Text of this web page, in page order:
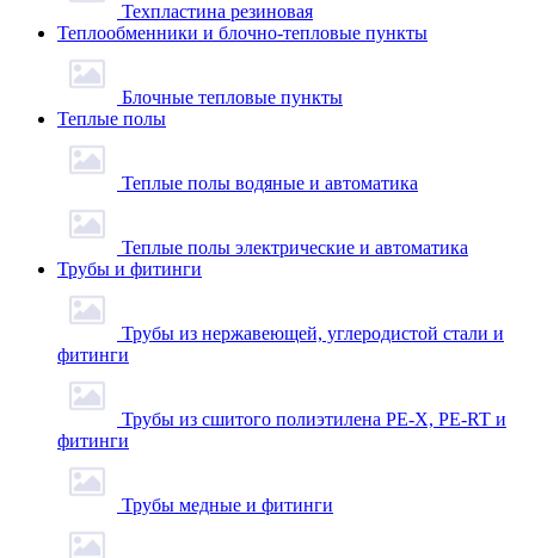
Техпластина резиновая
Теплообменники и блочно-тепловые пункты
Блочные тепловые пункты
Теплые полы
Теплые полы водяные и автоматика
Теплые полы электрические и автоматика
Трубы и фитинги
Трубы из нержавеющей, углеродистой стали и
фитинги
Трубы из сшитого полиэтилена PE-X, PE-RT и
фитинги
Трубы медные и фитинги